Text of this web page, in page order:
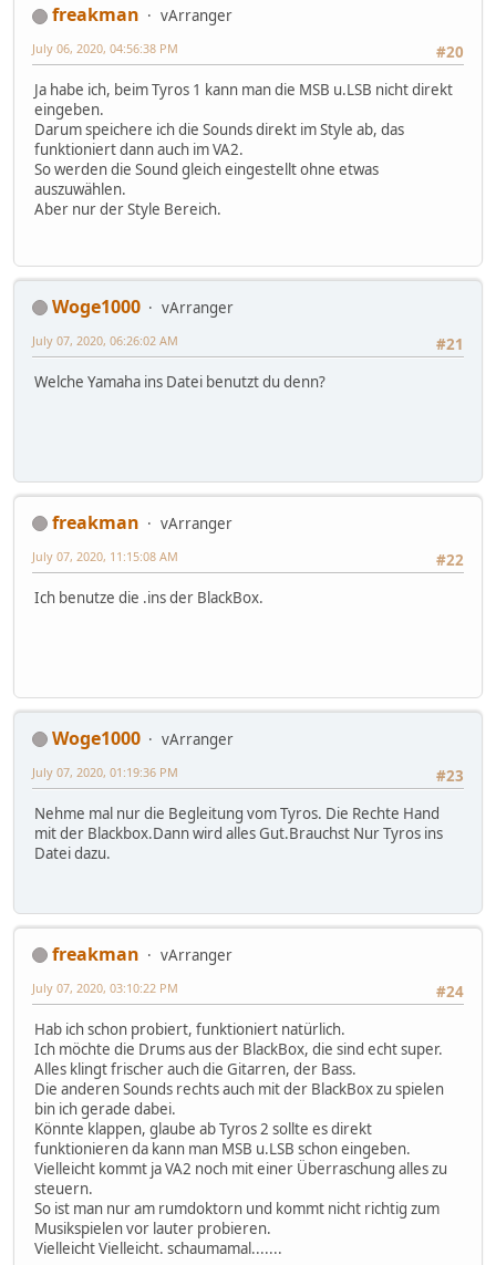
freakman
vArranger
#20
July 06, 2020, 04:56:38 PM
Ja habe ich, beim Tyros 1 kann man die MSB u.LSB nicht direkt
eingeben.
Darum speichere ich die Sounds direkt im Style ab, das
funktioniert dann auch im VA2.
So werden die Sound gleich eingestellt ohne etwas
auszuwählen.
Aber nur der Style Bereich.
Woge1000
vArranger
#21
July 07, 2020, 06:26:02 AM
Welche Yamaha ins Datei benutzt du denn?
freakman
vArranger
#22
July 07, 2020, 11:15:08 AM
Ich benutze die .ins der BlackBox.
Woge1000
vArranger
#23
July 07, 2020, 01:19:36 PM
Nehme mal nur die Begleitung vom Tyros. Die Rechte Hand
mit der Blackbox.Dann wird alles Gut.Brauchst Nur Tyros ins
Datei dazu.
freakman
vArranger
#24
July 07, 2020, 03:10:22 PM
Hab ich schon probiert, funktioniert natürlich.
Ich möchte die Drums aus der BlackBox, die sind echt super.
Alles klingt frischer auch die Gitarren, der Bass.
Die anderen Sounds rechts auch mit der BlackBox zu spielen
bin ich gerade dabei.
Könnte klappen, glaube ab Tyros 2 sollte es direkt
funktionieren da kann man MSB u.LSB schon eingeben.
Vielleicht kommt ja VA2 noch mit einer Überraschung alles zu
steuern.
So ist man nur am rumdoktorn und kommt nicht richtig zum
Musikspielen vor lauter probieren.
Vielleicht Vielleicht. schaumamal.......